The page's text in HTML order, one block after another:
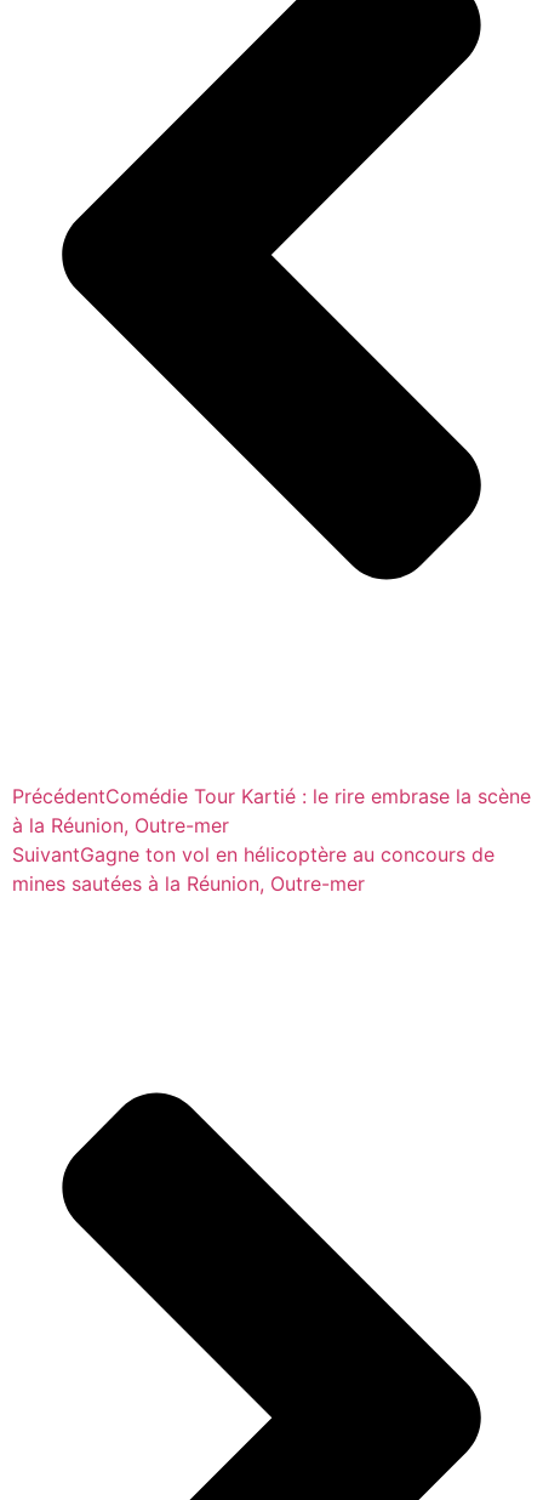
PrécédentComédie Tour Kartié : le rire embrase la scène
à la Réunion, Outre-mer
SuivantGagne ton vol en hélicoptère au concours de
mines sautées à la Réunion, Outre-mer